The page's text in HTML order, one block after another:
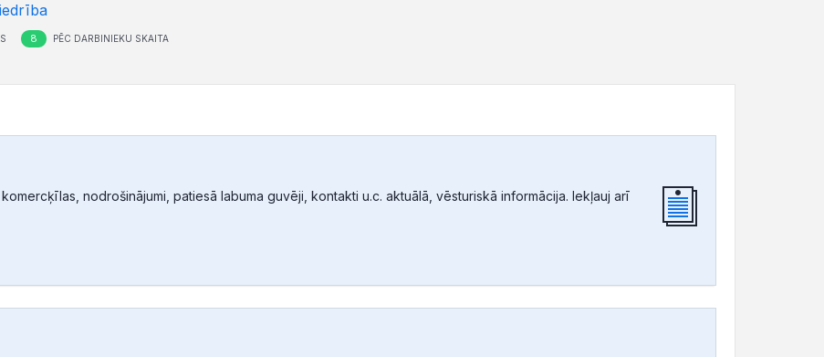
8 PĒC DARBINIEKU SKAITA
nodrošinājumi, patiesā labuma guvēji, kontakti u.c. aktuālā, vēsturiskā informācija. Iekļauj arī